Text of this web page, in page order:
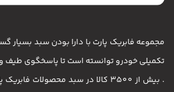
مجموعه فابریک پارت با دارا بودن سبد بسیار
تکمیلی خودرو توانسته است تا پاسخگوی طیف
. بیش از 3500 کالا در سبد محصولات